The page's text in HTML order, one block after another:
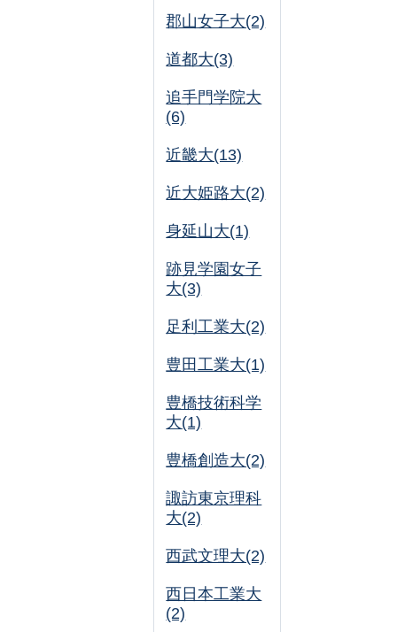
郡山女子大(2)
道都大(3)
追手門学院大
(6)
近畿大(13)
近大姫路大(2)
身延山大(1)
跡見学園女子
大(3)
足利工業大(2)
豊田工業大(1)
豊橋技術科学
大(1)
豊橋創造大(2)
諏訪東京理科
大(2)
西武文理大(2)
西日本工業大
(2)